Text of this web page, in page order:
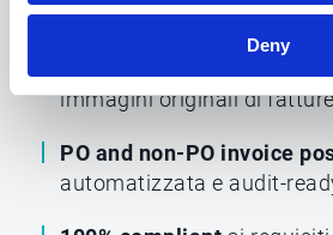
Deny
Collegamenti all’archivio
immagini originali di
PO and non-PO invoice
automatizzata e audit-